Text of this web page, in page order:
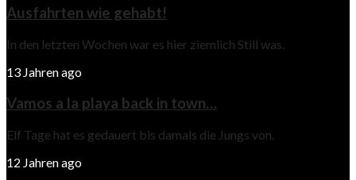
Ausfahrten wie gehabt!
In den letzten Wochen war es hier ziemlich Still was.
13 Jahren ago
Vamos a la playa back in town…
Elf Tage hat es gedauert bis damals die Jungs von.
12 Jahren ago